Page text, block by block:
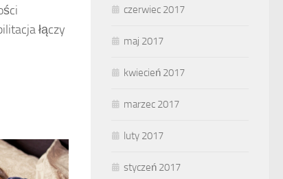
łączy
czerwiec 2017
maj 2017
kwiecień 2017
marzec 2017
luty 2017
styczeń 2017